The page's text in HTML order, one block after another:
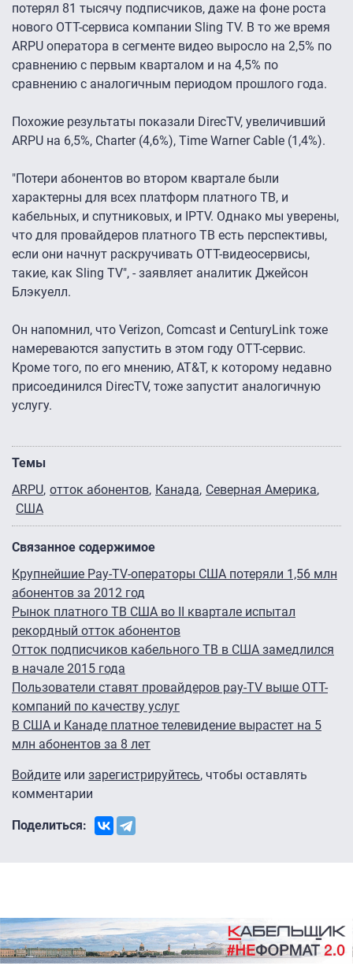
потерял 81 тысячу подписчиков, даже на фоне роста
нового OTT-сервиса компании Sling TV. В то же время
ARPU оператора в сегменте видео выросло на 2,5% по
сравнению с первым кварталом и на 4,5% по
сравнению с аналогичным периодом прошлого года.
Похожие результаты показали DirecTV, увеличивший
ARPU на 6,5%, Charter (4,6%), Time Warner Cable (1,4%).
"Потери абонентов во втором квартале были
характерны для всех платформ платного ТВ, и
кабельных, и спутниковых, и IPTV. Однако мы уверены,
что для провайдеров платного ТВ есть перспективы,
если они начнут раскручивать OTT-видеосервисы,
такие, как Sling TV", - заявляет аналитик Джейсон
Блэкуелл.
Он напомнил, что Verizon, Comcast и CenturyLink тоже
намереваются запустить в этом году OTT-сервис.
Кроме того, по его мнению, AT&T, к которому недавно
присоединился DirecTV, тоже запустит аналогичную
услугу.
Темы
ARPU отток абонентов Канада Северная Америка
США
Связанное содержимое
Крупнейшие Pay-TV-операторы США потеряли 1,56 млн
абонентов за 2012 год
Рынок платного ТВ США во II квартале испытал
рекордный отток абонентов
Отток подписчиков кабельного ТВ в США замедлился
в начале 2015 года
Пользователи ставят провайдеров pay-TV выше OTT-
компаний по качеству услуг
В США и Канаде платное телевидение вырастет на 5
млн абонентов за 8 лет
Войдите или зарегистрируйтесь, чтобы оставлять
комментарии
Поделиться: